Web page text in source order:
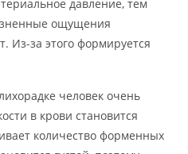
давление, тем
ощущения
Из-за этого формируется
человек очень
в крови становится
количество форменных